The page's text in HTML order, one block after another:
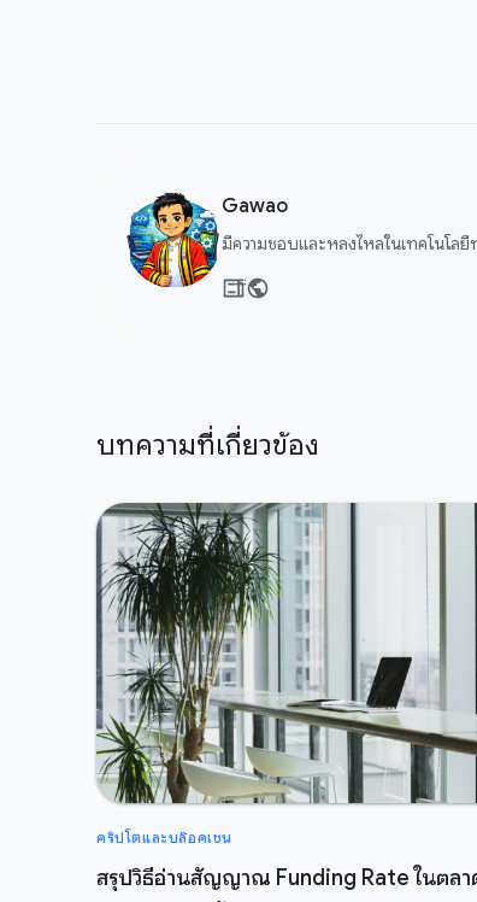
Gawao
มีความชอบและหลงไหลในเทคโนโล
บทความที่เกี่ยวข้อง
คริปโตและบล๊อคเชน
สรุปวิธีอ่านสัญญาณ Funding Rate ในตลา